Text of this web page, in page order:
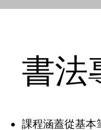
書法
課程涵蓋從基本